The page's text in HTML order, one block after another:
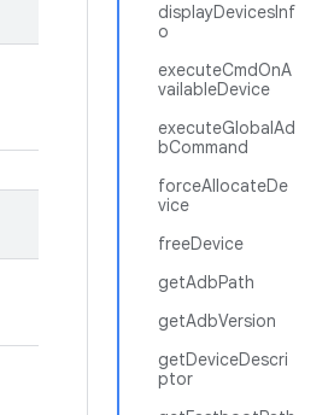
displayDevicesInf
o
executeCmdOnA
vailableDevice
executeGlobalAd
bCommand
forceAllocateDe
vice
freeDevice
getAdbPath
getAdbVersion
getDeviceDescri
ptor